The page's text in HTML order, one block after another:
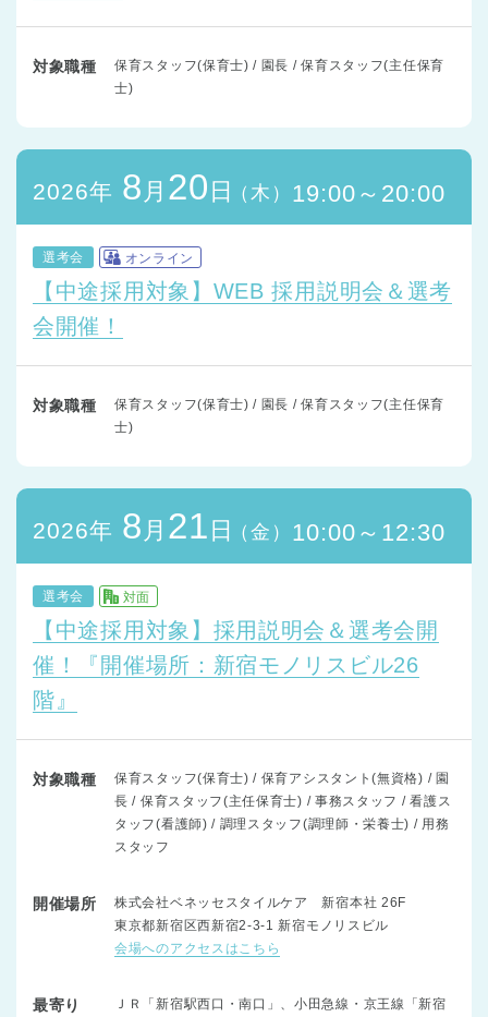
対象職種
保育スタッフ(保育士) / 園長 / 保育スタッフ(主任保育
士)
2026年 8 月 20 日 （木） 19:00～20:00
選考会 オンライン
【中途採用対象】WEB 採用説明会＆選考
会開催！
対象職種
保育スタッフ(保育士) / 園長 / 保育スタッフ(主任保育
士)
2026年 8 月 21 日 （金） 10:00～12:30
選考会 対面
【中途採用対象】採用説明会＆選考会開
催！『開催場所：新宿モノリスビル26
階』
対象職種
保育スタッフ(保育士) / 保育アシスタント(無資格) / 園
長 / 保育スタッフ(主任保育士) / 事務スタッフ / 看護ス
タッフ(看護師) / 調理スタッフ(調理師・栄養士) / 用務
スタッフ
開催場所
株式会社ベネッセスタイルケア 新宿本社 26F
東京都新宿区西新宿2-3-1 新宿モノリスビル
会場へのアクセスはこちら
最寄り
ＪＲ「新宿駅西口・南口」、小田急線・京王線「新宿